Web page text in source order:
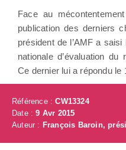
Face au
publication des derniers
président de l’AMF a
nationale d’évaluation
Ce dernier lui a répondu le
Référence :CW13324
Date :9 Avr 2015
Auteur : François Baroin,